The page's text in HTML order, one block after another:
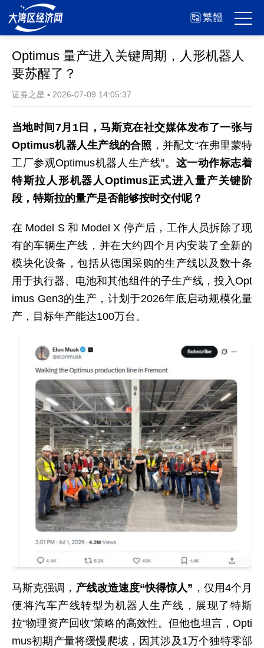
繁體
Optimus 量产进入关键周期，人形机器人
要苏醒了？
证券之星 ▪ 2026-07-09 14:05:37
当地时间7月1日，马斯克在社交媒体发布了一张与
Optimus机器人生产线的合照 ，并配文“在弗里蒙特
工厂参观Optimus机器人生产线”。 这一动作标志着
特斯拉人形机器人Optimus正式进入量产关键阶
段，特斯拉的量产是否能够按时交付呢？
在 Model S 和 Model X 停产后，工作人员拆除了现
有的车辆生产线，并在大约四个月内安装了全新的
模块化设备，包括从德国采购的生产线以及数十条
用于执行器、电池和其他组件的子生产线，投入Opt
imus Gen3的生产，计划于2026年底启动规模化量
产，目标年产能达100万台。
马斯克强调， 产线改造速度“快得惊人” ，仅用4个月
便将汽车产线转型为机器人生产线，展现了特斯
拉“物理资产回收”策略的高效性。但他也坦言，Opti
mus初期产量将缓慢爬坡，因其涉及1万个独特零部